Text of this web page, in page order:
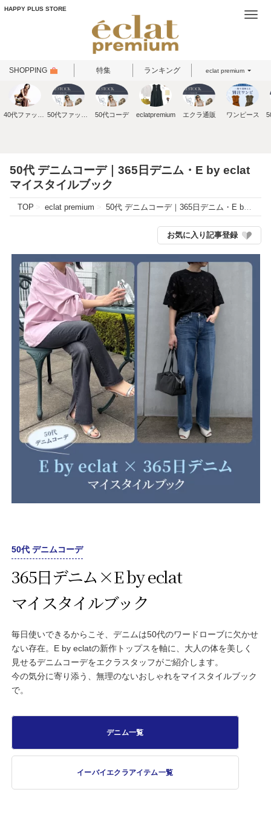
HAPPY PLUS STORE
SHOPPING 特集 ランキング eclat premium
50代コーデ eclatpremium エクラ通販 ワンピース
50代 デニムコーデ｜365日デニム・E by eclat
マイスタイルブック
TOP eclat premium 50代 デニムコーデ｜365日デニム・E by eclat マイスタイルブック
お気に入り記事登録
50代 デニムコーデ
365日デニム×E by eclat
マイスタイルブック
毎日使いできるからこそ、デニムは50代のワードローブに欠かせ
ない存在。E by eclatの新作トップスを軸に、大人の体を美しく
見せるデニムコーデをエクラスタッフがご紹介します。
今の気分に寄り添う、無理のないおしゃれをマイスタイルブック
で。
デニム一覧
イーバイエクラアイテム一覧